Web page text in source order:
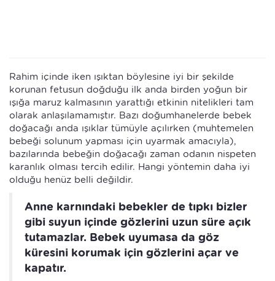
Rahim içinde iken ışıktan böylesine iyi bir şekilde
korunan fetusun doğduğu ilk anda birden yoğun bir
ışığa maruz kalmasının yarattığı etkinin nitelikleri tam
olarak anlaşılamamıştır. Bazı doğumhanelerde bebek
doğacağı anda ışıklar tümüyle açılırken (muhtemelen
bebeği solunum yapması için uyarmak amacıyla),
bazılarında bebeğin doğacağı zaman odanın nispeten
karanlık olması tercih edilir. Hangi yöntemin daha iyi
olduğu henüz belli değildir.
Anne karnındaki bebekler de tıpkı bizler
gibi suyun içinde gözlerini uzun süre açık
tutamazlar. Bebek uyumasa da göz
küresini korumak için gözlerini açar ve
kapatır.